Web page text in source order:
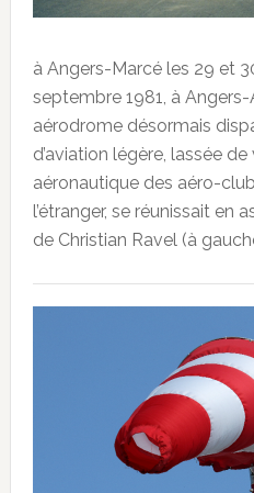
à Angers-Marcé les 29 et
septembre 1981, à Angers-
aérodrome désormais
d’aviation légère, lassée
aéronautique des aéro-
l’étranger, se réunissait en
de Christian Ravel (à